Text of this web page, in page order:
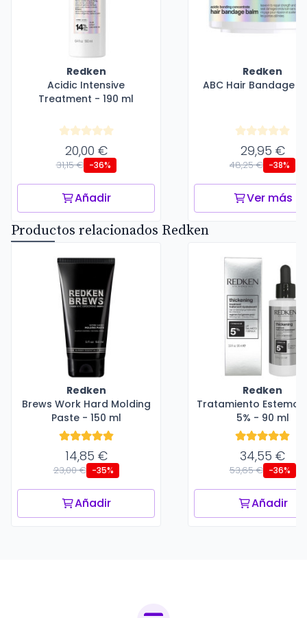
Redken
Acidic Intensive
Treatment - 190 ml
20,00 €
31,15 € -36%
Añadir
Redken
ABC Hair Bandage
29,95 €
48,25 € -38%
Ver más
Productos relacionados Redken
Redken
Brews Work Hard Molding
Paste - 150 ml
14,85 €
23,00 € -35%
Añadir
Redken
Tratamiento
5% - 90 ml
34,55 €
53,65 € -36%
Añadir